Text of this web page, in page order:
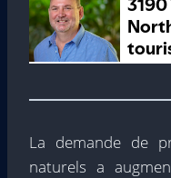
La demande de
naturels a